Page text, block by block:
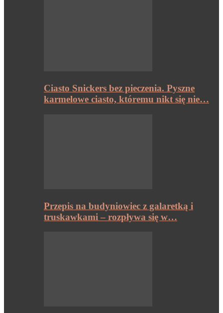
Ciasto Snickers bez pieczenia. Pyszne
karmelowe ciasto, któremu nikt się nie…
Przepis na budyniowiec z galaretką i
truskawkami – rozpływa się w…